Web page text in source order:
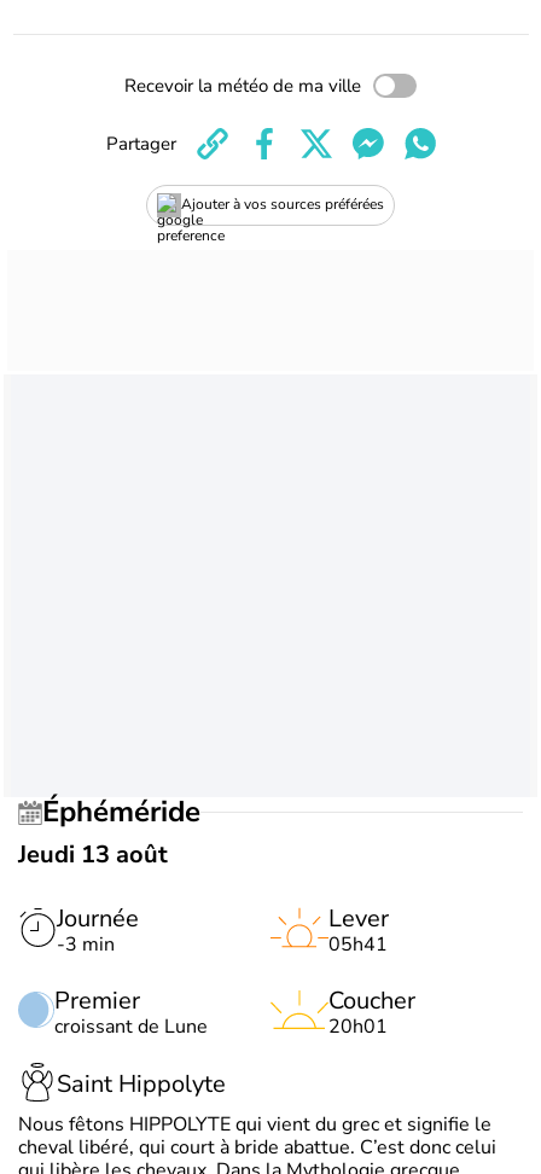
Recevoir la météo de ma ville
Ajouter à vos sources préférées
Partager
Éphéméride
Jeudi 13 août
Journée
-3 min
Premier
croissant de Lune
Lever
05h41
Coucher
20h01
Saint Hippolyte
Nous fêtons HIPPOLYTE qui vient du grec et signifie le
cheval libéré, qui court à bride abattue. C’est donc celui